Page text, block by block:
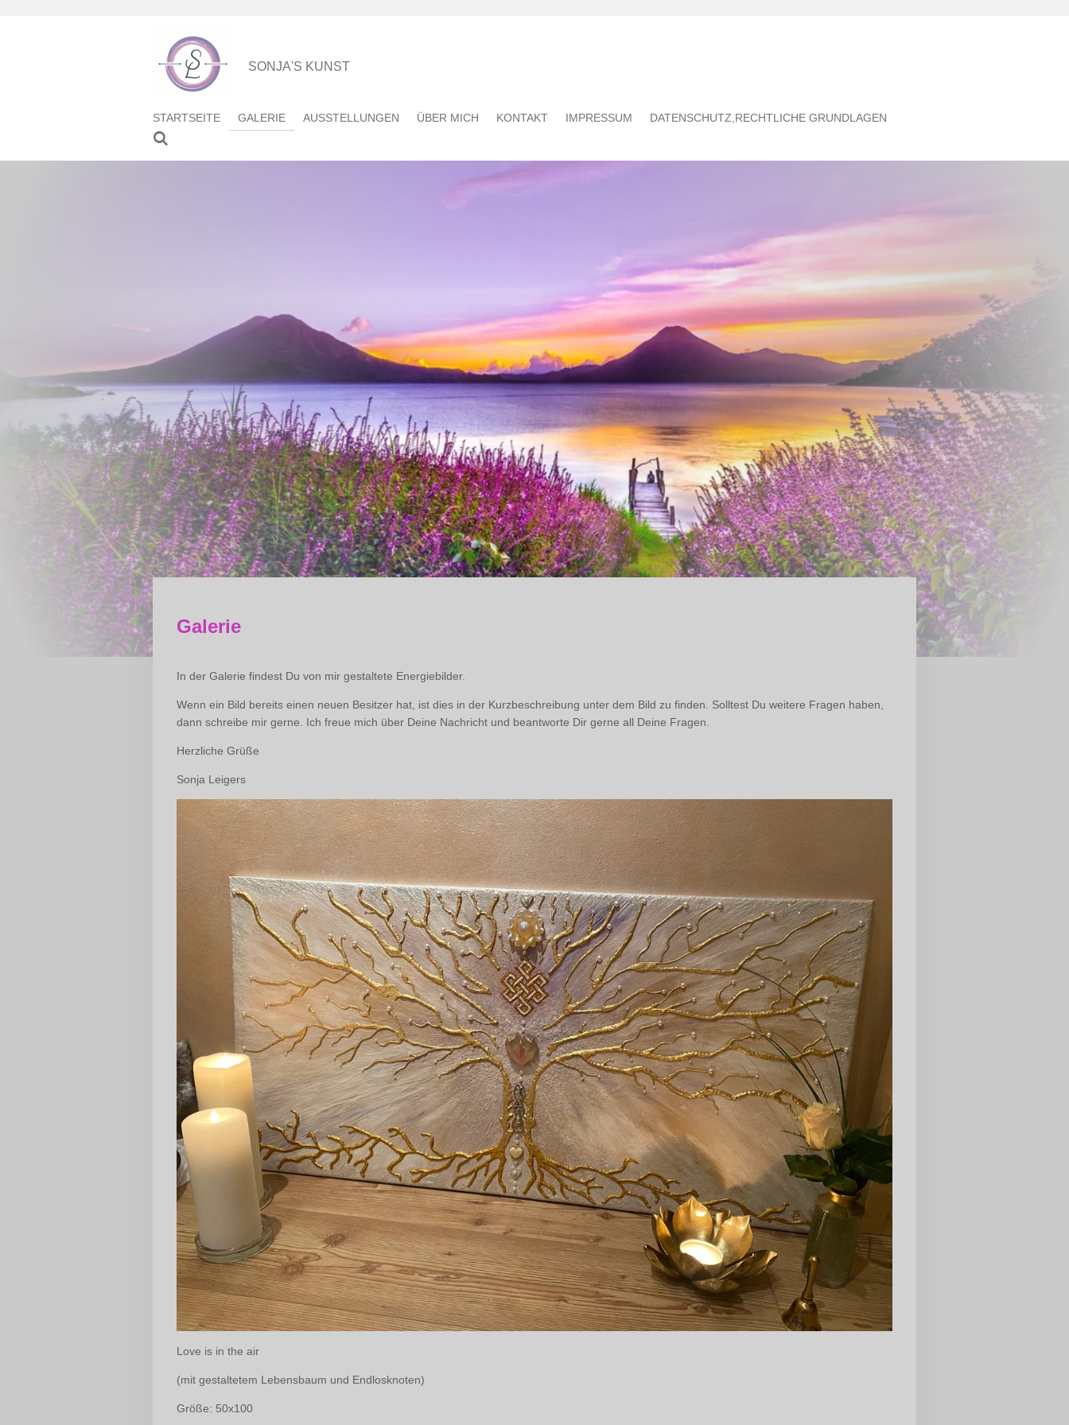
SONJA'S KUNST
STARTSEITE GALERIE AUSSTELLUNGEN ÜBER MICH KONTAKT IMPRESSUM DATENSCHUTZ,RECHTLICHE GRUNDLAGEN
Galerie
In der Galerie findest Du von mir gestaltete Energiebilder.
Wenn ein Bild bereits einen neuen Besitzer hat, ist dies in der Kurzbeschreibung unter dem Bild zu finden. Solltest Du weitere Fragen haben,
dann schreibe mir gerne. Ich freue mich über Deine Nachricht und beantworte Dir gerne all Deine Fragen.
Herzliche Grüße
Sonja Leigers
Love is in the air
(mit gestaltetem Lebensbaum und Endlosknoten)
Größe: 50x100